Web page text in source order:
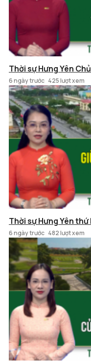
Thời sự Hưng Yên
6 ngày trước 425 lượt xem
Thời sự Hưng Yên
6 ngày trước 482 lượt xem